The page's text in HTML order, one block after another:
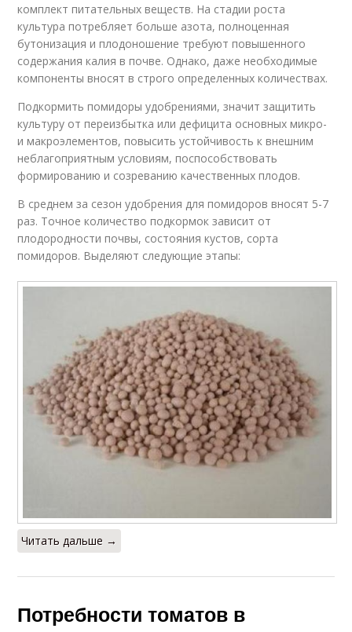
комплект питательных веществ. На стадии роста
культура потребляет больше азота, полноценная
бутонизация и плодоношение требуют повышенного
содержания калия в почве. Однако, даже необходимые
компоненты вносят в строго определенных количествах.
Подкормить помидоры удобрениями, значит защитить
культуру от переизбытка или дефицита основных микро-
и макроэлементов, повысить устойчивость к внешним
неблагоприятным условиям, поспособствовать
формированию и созреванию качественных плодов.
В среднем за сезон удобрения для помидоров вносят 5-7
раз. Точное количество подкормок зависит от
плодородности почвы, состояния кустов, сорта
помидоров. Выделяют следующие этапы:
Читать дальше →
Потребности томатов в